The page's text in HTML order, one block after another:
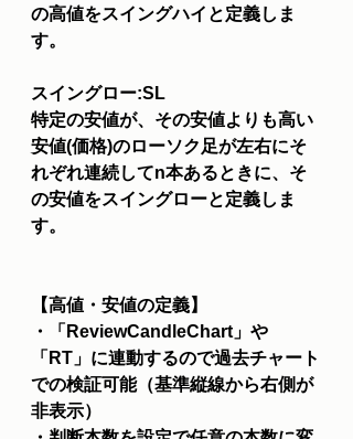
の高値をスイングハイと定義しま
す。
スイングロー:SL
特定の安値が、その安値よりも高い
安値(価格)のローソク足が左右にそ
れぞれ連続してn本あるときに、そ
の安値をスイングローと定義しま
す。
【高値・安値の定義】
・「ReviewCandleChart」や
「RT」に連動するので過去チャート
での検証可能（基準縦線から右側が
非表示）